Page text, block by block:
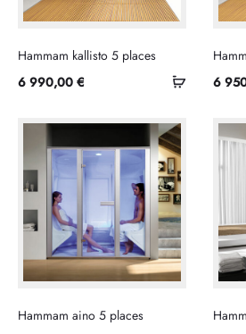
Ajouter
panier
Hammam kallisto 5 places
6 990,00 €
6
Hammam aino 5 places